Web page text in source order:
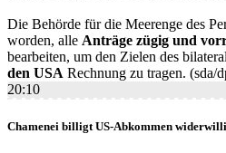
Die Behörde für die Meerenge des
worden, alle Anträge zügig und
bearbeiten, um den Zielen des
den USA Rechnung zu tragen. (sda/
20:10
Chamenei billigt US-Abkommen